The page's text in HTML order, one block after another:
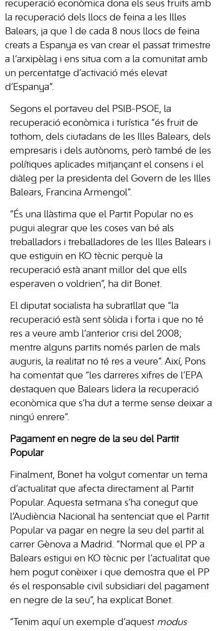
recuperació econòmica dona els seus fruits amb
la recuperació dels llocs de feina a les Illes
Balears, ja que 1 de cada 8 nous llocs de feina
creats a Espanya es van crear el passat trimestre
a l’arxipèlag i ens situa com a la comunitat amb
un percentatge d’activació més elevat
d’Espanya”.
Segons el portaveu del PSIB-PSOE, la
recuperació econòmica i turística “és fruit de
tothom, dels ciutadans de les Illes Balears, dels
empresaris i dels autònoms, però també de les
polítiques aplicades mitjançant el consens i el
diàleg per la presidenta del Govern de les Illes
Balears, Francina Armengol”.
“És una llàstima que el Partit Popular no es
pugui alegrar que les coses van bé als
treballadors i treballadores de les Illes Balears i
que estiguin en KO tècnic perquè la
recuperació està anant millor del que ells
esperaven o voldrien”, ha dit Bonet.
El diputat socialista ha subratllat que “la
recuperació està sent sòlida i forta i que no té
res a veure amb l’anterior crisi del 2008;
mentre alguns partits només parlen de mals
auguris, la realitat no té res a veure”. Així, Pons
ha comentat que “les darreres xifres de l’EPA
destaquen que Balears lidera la recuperació
econòmica que s’ha dut a terme sense deixar a
ningú enrere”.
Pagament en negre de la seu del Partit
Popular
Finalment, Bonet ha volgut comentar un tema
d’actualitat que afecta directament al Partit
Popular. Aquesta setmana s’ha conegut que
l’Audiència Nacional ha sentenciat que el Partit
Popular va pagar en negre la seu del partit al
carrer Gènova a Madrid. “Normal que el PP a
Balears estigui en KO tècnic per l’actualitat que
hem pogut conèixer i que demostra que el PP
és el responsable civil subsidiari del pagament
en negre de la seu”, ha explicat Bonet.
“Tenim aquí un exemple d’aquest modus